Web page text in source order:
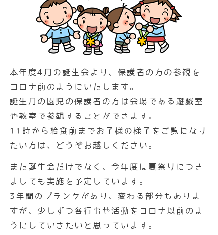
本年度4月の誕生会より、保護者の方の参観を
コロナ前のようにいたします。
誕生月の園児の保護者の方は会場である遊戯室
や教室で参観することができます。
11時から給食前までお子様の様子をご覧になり
たい方は、どうぞお越しください。
また誕生会だけでなく、今年度は夏祭りにつき
ましても実施を予定しています。
3年間のブランクがあり、変わる部分もありま
すが、少しずつ各行事や活動をコロナ以前のよ
うにしていきたいと思っています。